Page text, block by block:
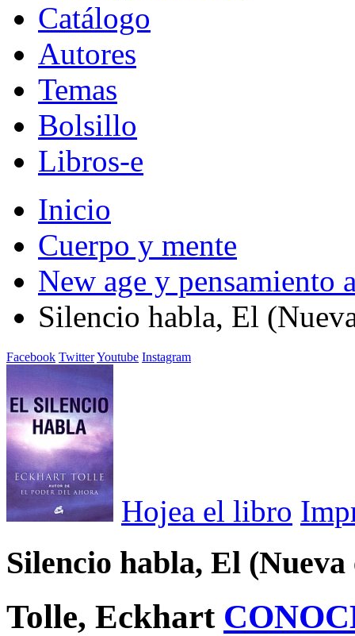
Catálogo
Autores
Temas
Bolsillo
Libros-e
Inicio
Cuerpo y mente
New age y pensamiento
Silencio habla, El
Facebook TwitterYoutube Instagram
Hojea el libro
Silencio habla, El
Tolle, Eckhart